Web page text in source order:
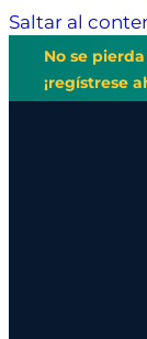
Saltar al
No se
¡regístrese